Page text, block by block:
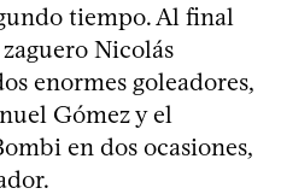
tiempo. Al final
Nicolás
enormes goleadores,
Gómez y el
en dos ocasiones,